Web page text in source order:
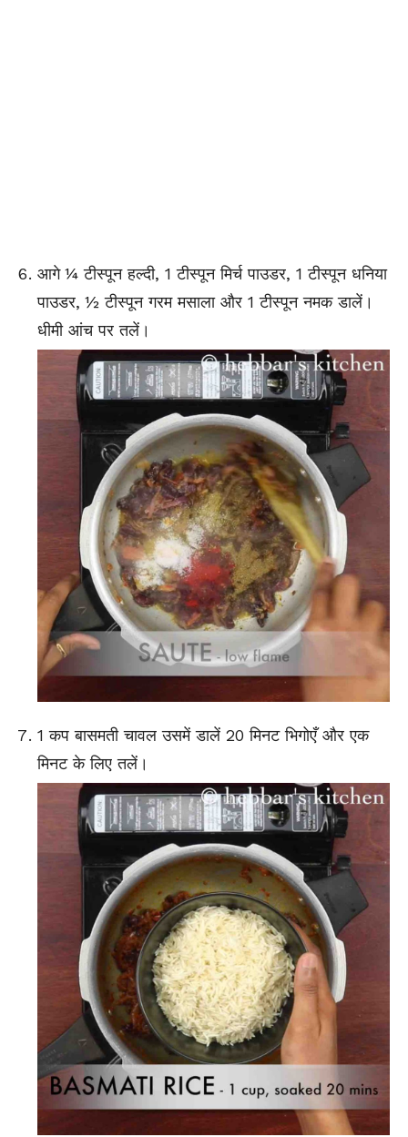
आगे ¼ टीस्पून हल्दी, 1 टीस्पून मिर्च पाउडर, 1 टीस्पून धनिया
पाउडर, ½ टीस्पून गरम मसाला और 1 टीस्पून नमक डालें।
धीमी आंच पर तलें।
1 कप बासमती चावल उसमें डालें 20 मिनट भिगोएँ और एक
मिनट के लिए तलें।